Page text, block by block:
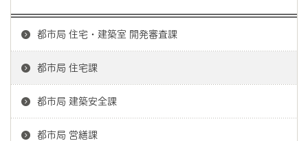
都市局 住宅・建築室 開発審査課
都市局 住宅課
都市局 建築安全課
都市局 営繕課